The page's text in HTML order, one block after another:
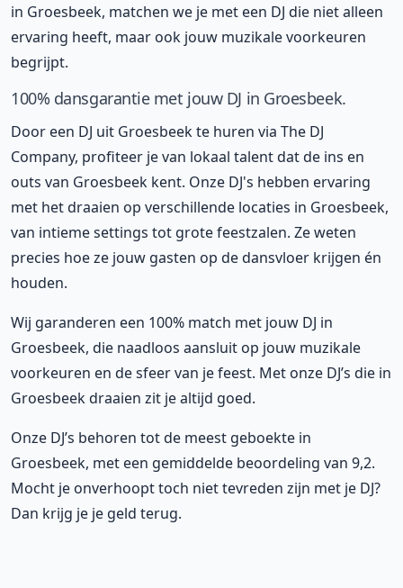
in Groesbeek, matchen we je met een DJ die niet alleen
ervaring heeft, maar ook jouw muzikale voorkeuren
begrijpt.
100% dansgarantie met jouw DJ in Groesbeek.
Door een DJ uit Groesbeek te huren via The DJ
Company, profiteer je van lokaal talent dat de ins en
outs van Groesbeek kent. Onze DJ's hebben ervaring
met het draaien op verschillende locaties in Groesbeek,
van intieme settings tot grote feestzalen. Ze weten
precies hoe ze jouw gasten op de dansvloer krijgen én
houden.
Wij garanderen een 100% match met jouw DJ in
Groesbeek, die naadloos aansluit op jouw muzikale
voorkeuren en de sfeer van je feest. Met onze DJ’s die in
Groesbeek draaien zit je altijd goed.
Onze DJ’s behoren tot de meest geboekte in
Groesbeek, met een gemiddelde beoordeling van 9,2.
Mocht je onverhoopt toch niet tevreden zijn met je DJ?
Dan krijg je je geld terug.